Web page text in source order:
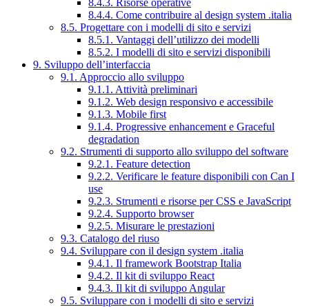
8.4.4. Come contribuire al design system .italia
8.5. Progettare con i modelli di sito e servizi
8.5.1. Vantaggi dell’utilizzo dei modelli
8.5.2. I modelli di sito e servizi disponibili
9. Sviluppo dell’interfaccia
9.1. Approccio allo sviluppo
9.1.1. Attività preliminari
9.1.2. Web design responsivo e accessibile
9.1.3. Mobile first
9.1.4. Progressive enhancement e Graceful
degradation
9.2. Strumenti di supporto allo sviluppo del software
9.2.1. Feature detection
9.2.2. Verificare le feature disponibili con Can I
use
9.2.3. Strumenti e risorse per CSS e JavaScript
9.2.4. Supporto browser
9.2.5. Misurare le prestazioni
9.3. Catalogo del riuso
9.4. Sviluppare con il design system .italia
9.4.1. Il framework Bootstrap Italia
9.4.2. Il kit di sviluppo React
9.4.3. Il kit di sviluppo Angular
9.5. Sviluppare con i modelli di sito e servizi